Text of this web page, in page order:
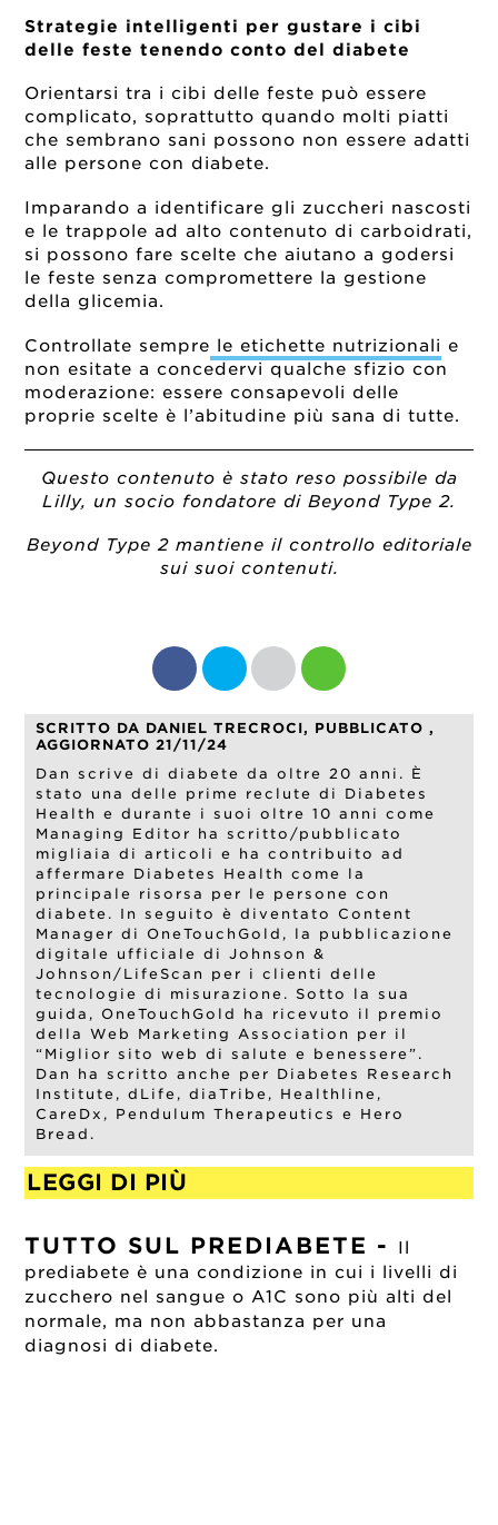
Strategie intelligenti per gustare i cibi
delle feste tenendo conto del diabete
Orientarsi tra i cibi delle feste può essere
complicato, soprattutto quando molti piatti
che sembrano sani possono non essere adatti
alle persone con diabete.
Imparando a identificare gli zuccheri nascosti
e le trappole ad alto contenuto di carboidrati,
si possono fare scelte che aiutano a godersi
le feste senza compromettere la gestione
della glicemia.
Controllate sempre le etichette nutrizionali e
non esitate a concedervi qualche sfizio con
moderazione: essere consapevoli delle
proprie scelte è l’abitudine più sana di tutte.
Questo contenuto è stato reso possibile da
Lilly, un socio fondatore di Beyond Type 2.
Beyond Type 2 mantiene il controllo editoriale
sui suoi contenuti.
SCRITTO DA DANIEL TRECROCI, PUBBLICATO ,
AGGIORNATO 21/11/24
Dan scrive di diabete da oltre 20 anni. È
stato una delle prime reclute di Diabetes
Health e durante i suoi oltre 10 anni come
Managing Editor ha scritto/pubblicato
migliaia di articoli e ha contribuito ad
affermare Diabetes Health come la
principale risorsa per le persone con
diabete. In seguito è diventato Content
Manager di OneTouchGold, la pubblicazione
digitale ufficiale di Johnson &
Johnson/LifeScan per i clienti delle
tecnologie di misurazione. Sotto la sua
guida, OneTouchGold ha ricevuto il premio
della Web Marketing Association per il
“Miglior sito web di salute e benessere”.
Dan ha scritto anche per Diabetes Research
Institute, dLife, diaTribe, Healthline,
CareDx, Pendulum Therapeutics e Hero
Bread.
LEGGI DI PIÙ
TUTTO SUL PREDIABETE -
Il
prediabete è una condizione in cui i livelli di
zucchero nel sangue o A1C sono più alti del
normale, ma non abbastanza per una
diagnosi di diabete.